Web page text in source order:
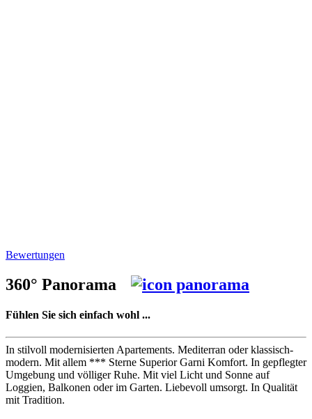
Bewertungen
360° Panorama
Fühlen Sie sich einfach wohl ...
In stilvoll modernisierten Apartements. Mediterran oder klassisch-
modern. Mit allem *** Sterne Superior Garni Komfort. In gepflegter
Umgebung und völliger Ruhe. Mit viel Licht und Sonne auf
Loggien, Balkonen oder im Garten. Liebevoll umsorgt. In Qualität
mit Tradition.